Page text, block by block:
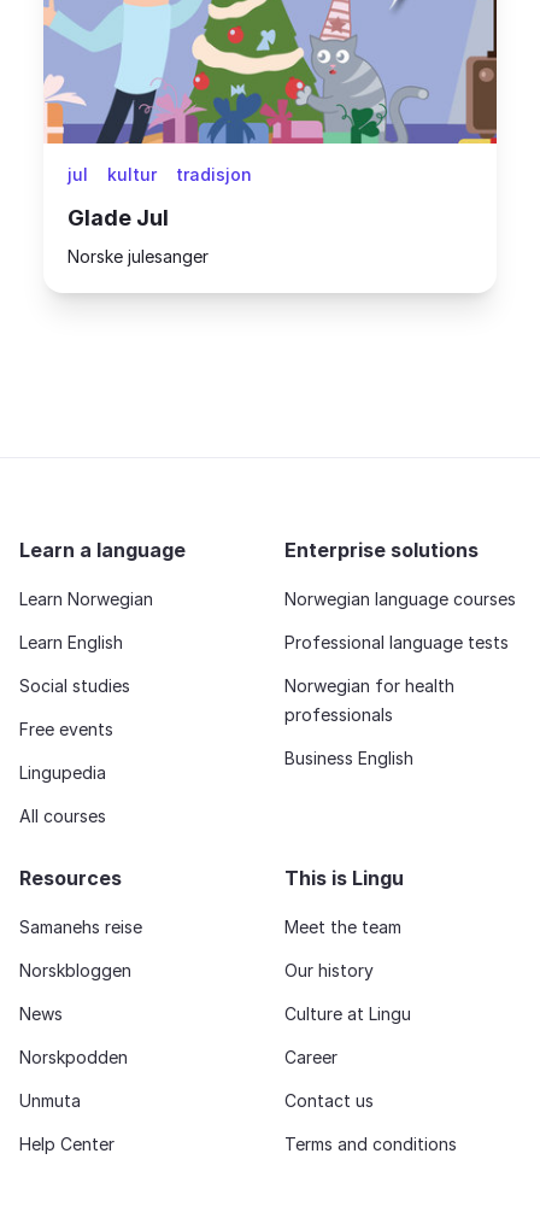
jul kultur tradisjon
Glade Jul
Norske julesanger
Learn a language
Learn Norwegian
Learn English
Social studies
Free events
Lingupedia
All courses
Enterprise solutions
Norwegian language courses
Professional language tests
Norwegian for health
professionals
Business English
Resources
Samanehs reise
Norskbloggen
News
Norskpodden
Unmuta
Help Center
This is Lingu
Meet the team
Our history
Culture at Lingu
Career
Contact us
Terms and conditions